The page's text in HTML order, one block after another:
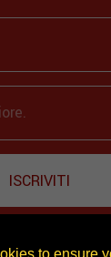
ISCRIVITI